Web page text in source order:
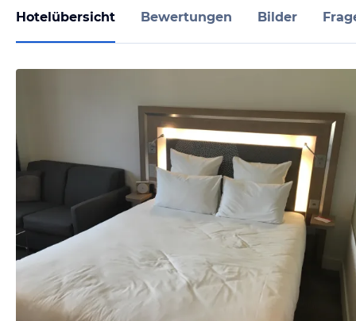
Hotelübersicht Bewertungen Bilder